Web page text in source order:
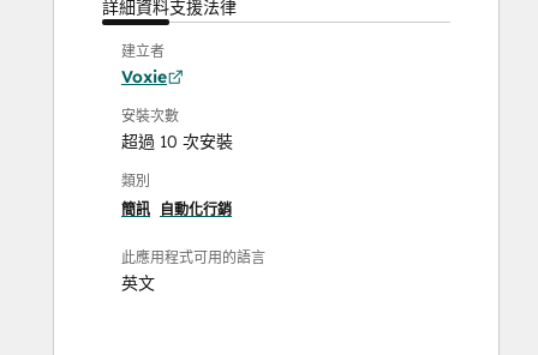
詳細資料支援法律
建立者
Voxie
安裝次數
超過 10 次安裝
類別
簡訊
自動化行銷
此應用程式可用的語言
英文